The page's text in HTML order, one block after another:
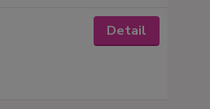
Detail